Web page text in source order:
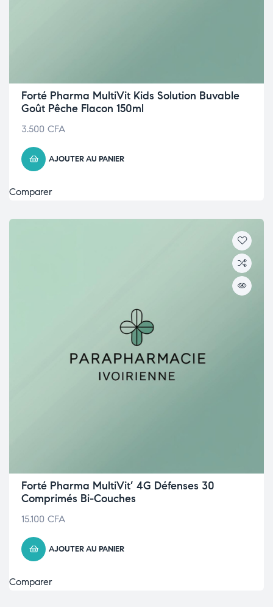
Forté Pharma MultiVit Kids Solution Buvable
Goût Pêche Flacon 150ml
3.500 CFA
AJOUTER AU PANIER
Comparer
Forté Pharma MultiVit’ 4G Défenses 30
Comprimés Bi-Couches
15.100 CFA
AJOUTER AU PANIER
Comparer